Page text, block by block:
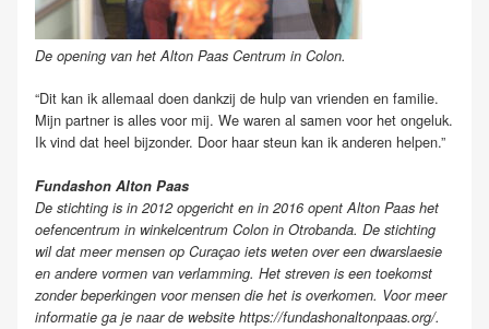
De opening van het Alton Paas Centrum in Colon.
“Dit kan ik allemaal doen dankzij de hulp van vrienden en familie.
Mijn partner is alles voor mij. We waren al samen voor het ongeluk.
Ik vind dat heel bijzonder. Door haar steun kan ik anderen helpen.”
Fundashon Alton Paas
De stichting is in 2012 opgericht en in 2016 opent Alton Paas het
oefencentrum in winkelcentrum Colon in Otrobanda. De stichting
wil dat meer mensen op Curaçao iets weten over een dwarslaesie
en andere vormen van verlamming. Het streven is een toekomst
zonder beperkingen voor mensen die het is overkomen. Voor meer
informatie ga je naar de website https://fundashonaltonpaas.org/.